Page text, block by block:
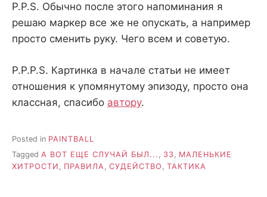
P.P.S. Обычно после этого напоминания я
решаю маркер все же не опускать, а например
просто сменить руку. Чего всем и советую.
P.P.P.S. Картинка в начале статьи не имеет
отношения к упомянутому эпизоду, просто она
классная, спасибо автору.
Posted in PAINTBALL
Tagged А ВОТ ЕЩЕ СЛУЧАЙ БЫЛ... , ЗЗ, МАЛЕНЬКИЕ
ХИТРОСТИ , ПРАВИЛА, СУДЕЙСТВО , ТАКТИКА